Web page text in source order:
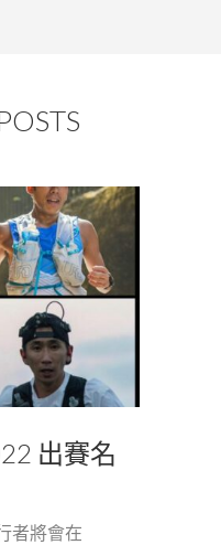
出賽名
者將會在